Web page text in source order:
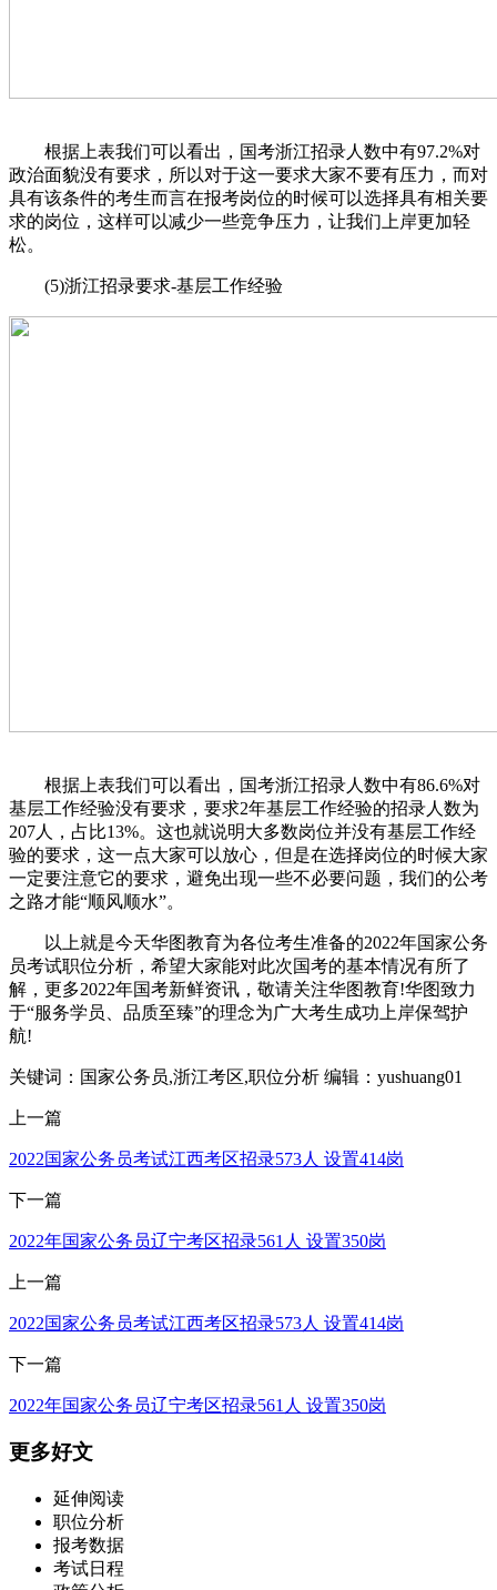
根据上表我们可以看出，国考浙江招录人数中有97.2%对
政治面貌没有要求，所以对于这一要求大家不要有压力，而对
具有该条件的考生而言在报考岗位的时候可以选择具有相关要
求的岗位，这样可以减少一些竞争压力，让我们上岸更加轻
松。
(5)浙江招录要求-基层工作经验
根据上表我们可以看出，国考浙江招录人数中有86.6%对
基层工作经验没有要求，要求2年基层工作经验的招录人数为
207人，占比13%。这也就说明大多数岗位并没有基层工作经
验的要求，这一点大家可以放心，但是在选择岗位的时候大家
一定要注意它的要求，避免出现一些不必要问题，我们的公考
之路才能“顺风顺水”。
以上就是今天华图教育为各位考生准备的2022年国家公务
员考试职位分析，希望大家能对此次国考的基本情况有所了
解，更多2022年国考新鲜资讯，敬请关注华图教育!华图致力
于“服务学员、品质至臻”的理念为广大考生成功上岸保驾护
航!
关键词：国家公务员,浙江考区,职位分析 编辑：yushuang01
上一篇
2022国家公务员考试江西考区招录573人 设置414岗
下一篇
2022年国家公务员辽宁考区招录561人 设置350岗
上一篇
2022国家公务员考试江西考区招录573人 设置414岗
下一篇
2022年国家公务员辽宁考区招录561人 设置350岗
更多好文
延伸阅读
职位分析
报考数据
考试日程